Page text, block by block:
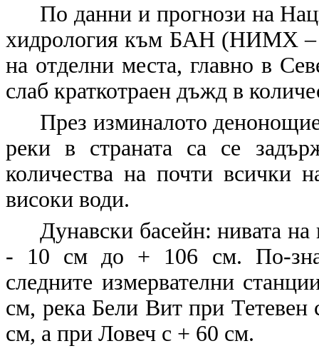
По данни и прогнози на
хидрология към БАН (НИМХ –
на отделни места, главно в
слаб краткотраен дъжд в
През изминалото
реки в страната са се
количества на почти всички
високи води.
Дунавски басейн: нивата на
- 10 см до + 106 см. По-
следните измервателни
см, река Бели Вит при
см, а при Ловеч с + 60 см.